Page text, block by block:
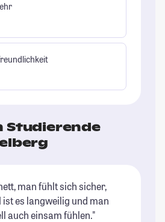
Studierende
man fühlt sich sicher,
es langweilig und man
auch einsam fühlen."